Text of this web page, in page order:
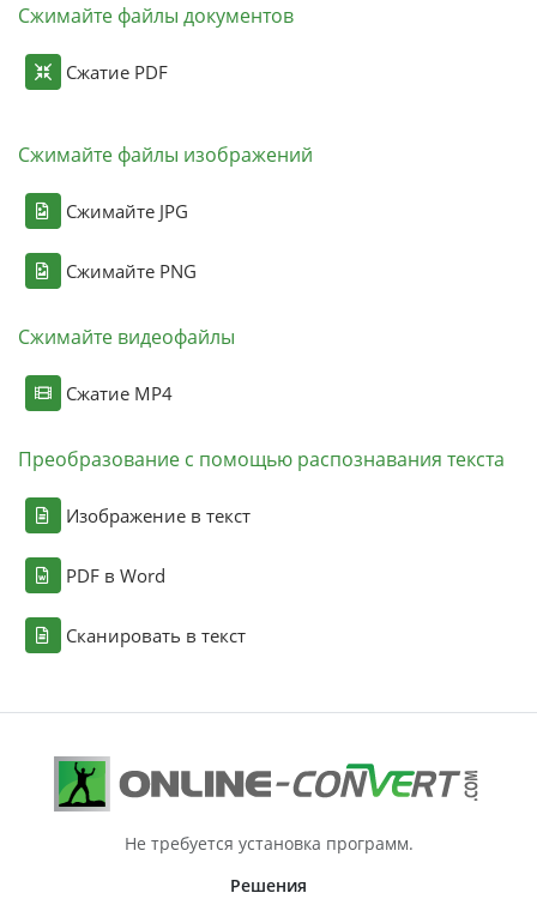
Сжимайте файлы документов
Сжатие PDF
Сжимайте файлы изображений
Сжимайте JPG
Сжимайте PNG
Сжимайте видеофайлы
Сжатие MP4
Преобразование с помощью распознавания текста
Изображение в текст
PDF в Word
Сканировать в текст
Не требуется установка программ.
Решения